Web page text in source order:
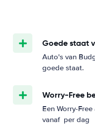
Goede staat
Auto's van
goede staat.
Worry-Free
Een Worry-
vanaf per dag